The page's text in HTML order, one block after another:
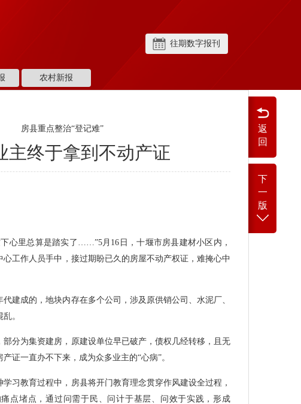
往期数字报刊
返
回
下
一
版
农村新报
房县重点整治“登记难”
主终于拿到不动产证
心里总算是踏实了……”5月16日，十堰市房县建材小区内，
工作人员手中，接过期盼已久的房屋不动产权证，难掩心中
建成的，地块内存在多个公司，涉及原供销公司、水泥厂、
。
分为集资建房，原建设单位早已破产，债权几经转移，且无
证一直办不下来，成为众多业主的“心病”。
习教育过程中，房县将开门教育理念贯穿作风建设全过程，
点堵点，通过问需于民、问计于基层、问效于实践，形成